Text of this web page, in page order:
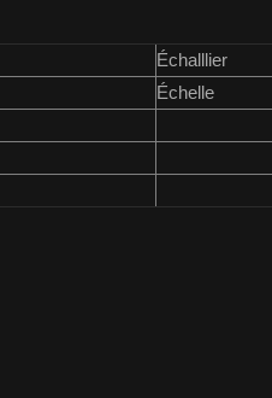
Échalllier
Échelle